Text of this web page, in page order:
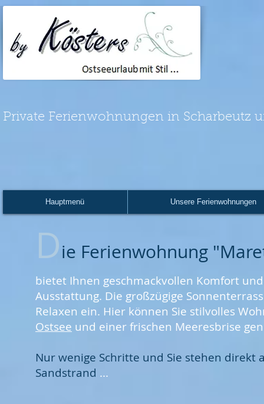
Private Ferienwohnungen in Scharbeutz
Hauptmenü Unsere Ferienwohnungen
Die Ferienwohnung
bietet Ihnen geschmackvollen Komfort
Ausstattung. Die großzügige
Relaxen ein. Hier können Sie stilvolles
Ostsee und einer frischen Meeresbrise
Nur wenige Schritte und Sie stehen direkt
Sandstrand ...